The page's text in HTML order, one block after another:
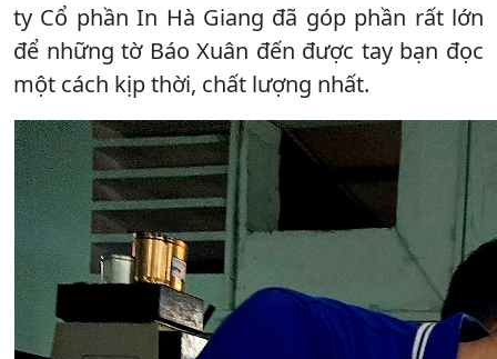
ty Cổ phần In Hà Giang đã góp phần rất lớn
để những tờ Báo Xuân đến được tay bạn đọc
một cách kịp thời, chất lượng nhất.